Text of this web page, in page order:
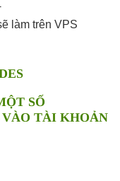
làm trên VPS
SỐ
VÀO TÀI KHOẢN